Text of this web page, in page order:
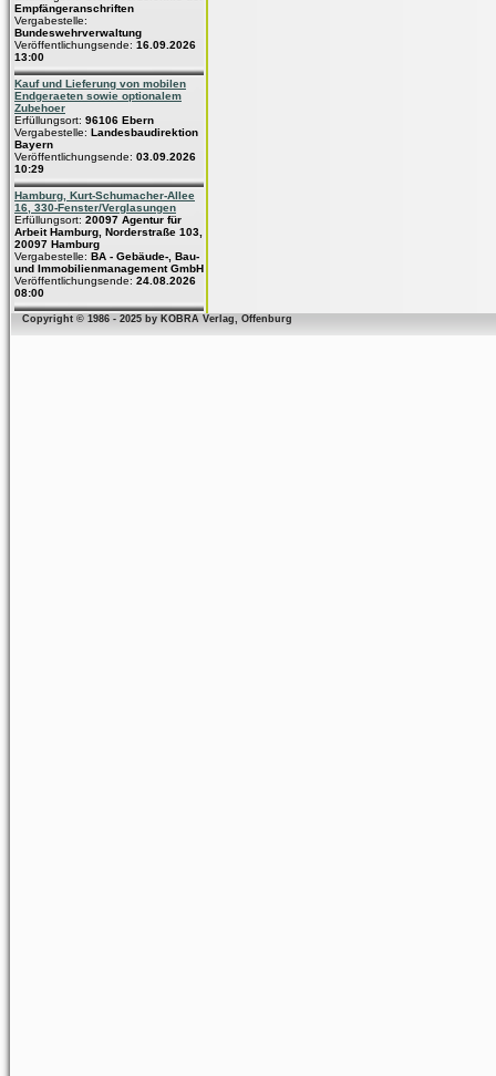
Empfängeranschriften
Vergabestelle:
Bundeswehrverwaltung
Veröffentlichungsende: 16.09.2026
13:00
Kauf und Lieferung von mobilen
Endgeraeten sowie optionalem
Zubehoer
Erfüllungsort: 96106 Ebern
Vergabestelle: Landesbaudirektion
Bayern
Veröffentlichungsende: 03.09.2026
10:29
Hamburg, Kurt-Schumacher-Allee
16, 330-Fenster/Verglasungen
Erfüllungsort: 20097 Agentur für
Arbeit Hamburg, Norderstraße 103,
20097 Hamburg
Vergabestelle: BA - Gebäude-, Bau-
und Immobilienmanagement GmbH
Veröffentlichungsende: 24.08.2026
08:00
Copyright © 1986 - 2025 by KOBRA Verlag, Offenburg